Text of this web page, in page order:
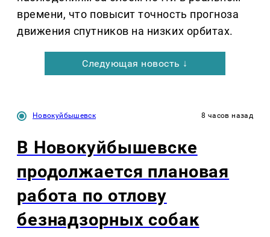
времени, что повысит точность прогноза
движения спутников на низких орбитах.
Следующая новость ↓
Новокуйбышевск 8 часов назад
В Новокуйбышевске
продолжается плановая
работа по отлову
безнадзорных собак